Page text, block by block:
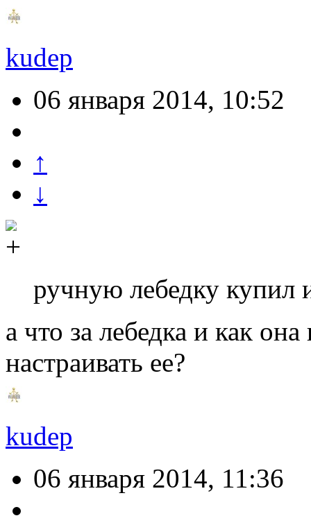
kudep
06 января 2014, 10:52
↑
↓
ручную лебедку
а что за лебедка и как
настраивать ее?
kudep
06 января 2014, 11:36